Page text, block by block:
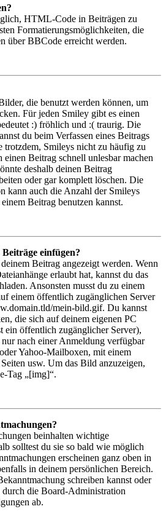
HTML-Code in Beiträgen zu
Formatierungsmöglichkeiten, die
über BBCode erreicht werden.
die benutzt werden können, um
Für jeden Smiley gibt es einen
:) fröhlich und :( traurig. Die
du beim Verfassen eines Beitrags
trotzdem, Smileys nicht zu häufig zu
einen Beitrag schnell unlesbar machen
deshalb deinen Beitrag
oder gar komplett löschen. Die
kann auch die Anzahl der Smileys
Beitrag benutzen kannst.
einfügen?
Beitrag angezeigt werden. Wenn
erlaubt hat, kannst du das
Ansonsten musst du zu einem
einem öffentlich zugänglichen Server
mein-bild.gif. Du kannst
die sich auf deinem eigenen PC
ein öffentlich zugänglicher Server),
nach einer Anmeldung verfügbar
Yahoo-Mailboxen, mit einem
usw. Um das Bild anzuzeigen,
Tag „[img]“.
beinhalten wichtige
solltest du sie so bald wie möglich
erscheinen ganz oben in
in deinem persönlichen Bereich.
schreiben kannst oder
die Board-Administration
ab.